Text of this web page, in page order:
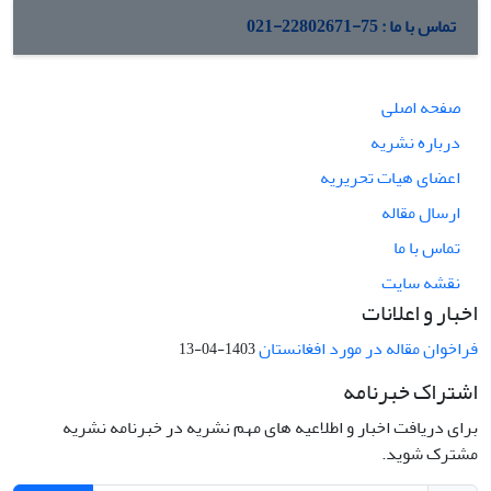
تماس با ما : 75-22802671-021
صفحه اصلی
درباره نشریه
اعضای هیات تحریریه
ارسال مقاله
تماس با ما
نقشه سایت
اخبار و اعلانات
فراخوان مقاله در مورد افغانستان1403-04-13
اشتراک خبرنامه
برای دریافت اخبار و اطلاعیه های مهم نشریه در خبرنامه نشریه
مشترک شوید.